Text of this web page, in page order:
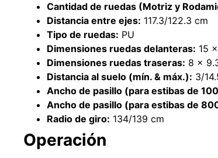
Cantidad de ruedas (Motriz y
Distancia entre ejes: 117.3/122.3 cm
Tipo de ruedas: PU
Dimensiones ruedas delanteras: 15
Dimensiones ruedas traseras: 8 x
Distancia al suelo (mín. & máx.): 3/
Ancho de pasillo (para estibas de
Ancho de pasillo (para estibas de
Radio de giro: 134/139 cm
Operación